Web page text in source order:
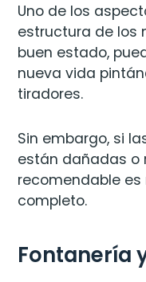
Uno de los
estructura de los
buen estado,
nueva vida
tiradores.
Sin embargo, si
están dañadas o
recomendable
completo.
Fontanería